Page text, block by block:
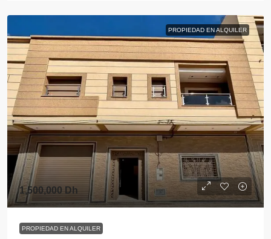
PROPIEDAD EN ALQUILER
1,500,000 Dh
PROPIEDAD EN ALQUILER